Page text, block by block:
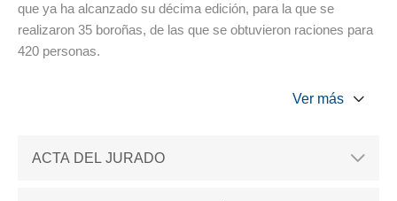
que ya ha alcanzado su décima edición, para la que se
realizaron 35 boroñas, de las que se obtuvieron raciones para
420 personas.
Ver más
ACTA DEL JURADO